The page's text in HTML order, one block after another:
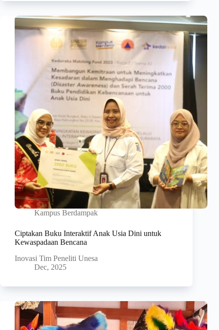
Kampus Berdampak
Ciptakan Buku Interaktif Anak Usia Dini untuk
Kewaspadaan Bencana
Inovasi Tim Peneliti Unesa
Dec, 2025